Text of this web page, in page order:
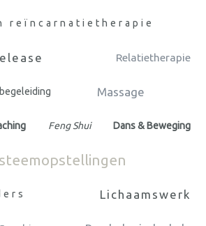
reïncarnatietherapie
Relatietherapie
Massage
Feng Shui Dans & Beweging
Lichaamswerk